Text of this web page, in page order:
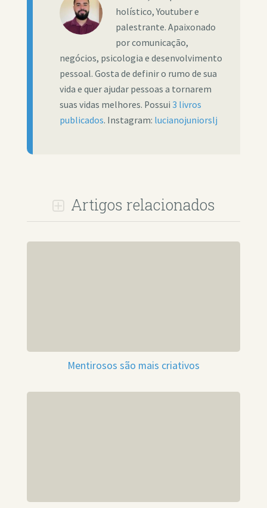
holístico, Youtuber e
palestrante. Apaixonado
por comunicação,
negócios, psicologia e desenvolvimento
pessoal. Gosta de definir o rumo de sua
vida e quer ajudar pessoas a tornarem
suas vidas melhores. Possui 3 livros
publicados. Instagram: lucianojuniorslj
Artigos relacionados
Mentirosos são mais criativos